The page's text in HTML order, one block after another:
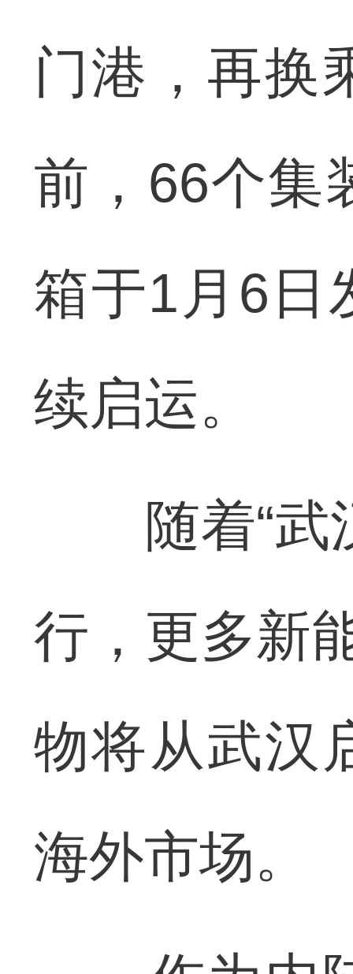
门港，再换
前，66个集
箱于1月6日
续启运。
随着“武汉
行，更多新
物将从武汉
海外市场。